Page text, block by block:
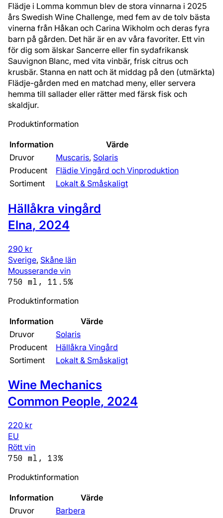
Flädje i Lomma kommun blev de stora vinnarna i 2025
års Swedish Wine Challenge, med fem av de tolv bästa
vinerna från Håkan och Carina Wikholm och deras fyra
barn på gården. Det här är en av våra favoriter. Ett vin
för dig som älskar Sancerre eller fin sydafrikansk
Sauvignon Blanc, med vita vinbär, frisk citrus och
krusbär. Stanna en natt och ät middag på den (utmärkta)
Flädje-gården med en matchad meny, eller servera
hemma till sallader eller rätter med färsk fisk och
skaldjur.
Produktinformation
Information
Värde
Druvor
Muscaris, Solaris
Producent
Flädie Vingård och Vinproduktion
Sortiment
Lokalt & Småskaligt
Hällåkra vingård
Elna, 2024
290 kr
Sverige, Skåne län
Mousserande vin
750 ml, 11.5%
Produktinformation
Information
Värde
Druvor
Solaris
Producent
Hällåkra Vingård
Sortiment
Lokalt & Småskaligt
Wine Mechanics
Common People, 2024
220 kr
EU
Rött vin
750 ml, 13%
Produktinformation
Information
Värde
Druvor
Barbera